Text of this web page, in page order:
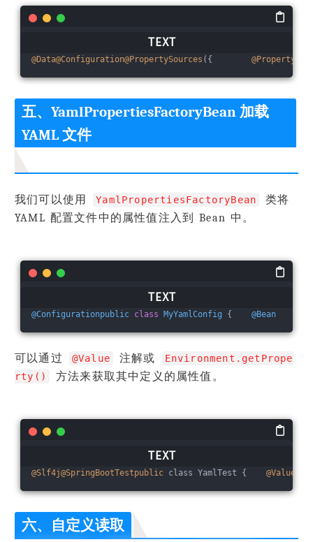
@Data@Configuration@PropertySources ({
五、YamlPropertiesFactoryBean 加载
YAML 文件
我们可以使用 YamlPropertiesFactoryBean
类将
YAML 配置文件中的属性值注入到 Bean 中。
@Configurationpublic class MyYamlConfig { @Bean
可以通过 @Value 注解或
Environment.getPrope
rty()
方法来获取其中定义的属性值。
@Slf4j@SpringBootTestpublic class YamlTest { @Value
六、自定义读取